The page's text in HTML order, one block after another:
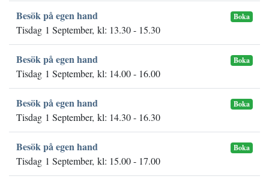
Besök på egen hand Boka
Tisdag 1 September, kl: 13.30 - 15.30
Besök på egen hand Boka
Tisdag 1 September, kl: 14.00 - 16.00
Besök på egen hand Boka
Tisdag 1 September, kl: 14.30 - 16.30
Besök på egen hand Boka
Tisdag 1 September, kl: 15.00 - 17.00